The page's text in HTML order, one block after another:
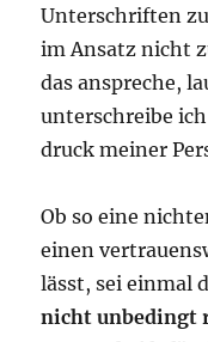
Unter­schrif­ten
im Ansatz nicht
das anspre­che,
unter­schrei­be
druck mei­ner
Ob so eine
einen
lässt, sei ein­mal
nicht unbe­dingt